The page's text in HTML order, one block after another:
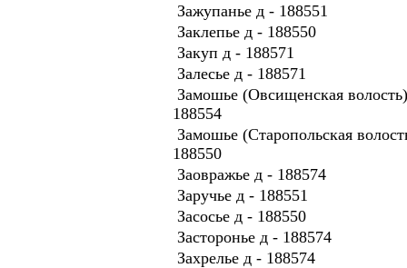
Зажупанье д - 188551
Заклепье д - 188550
Закуп д - 188571
Залесье д - 188571
Замошье (Овсищенская
188554
Замошье (Старопольская
188550
Заовражье д - 188574
Заручье д - 188551
Засосье д - 188550
Засторонье д - 188574
Захрелье д - 188574